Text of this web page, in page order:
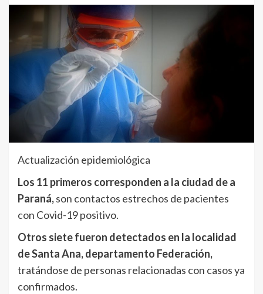
Actualización epidemiológica
Los 11 primeros corresponden a la ciudad de a
Paraná,son contactos estrechos de pacientes
con Covid-19 positivo.
Otros siete fueron detectados en la localidad
de Santa Ana, departamento Federación,
tratándose de personas relacionadas con casos ya
confirmados.